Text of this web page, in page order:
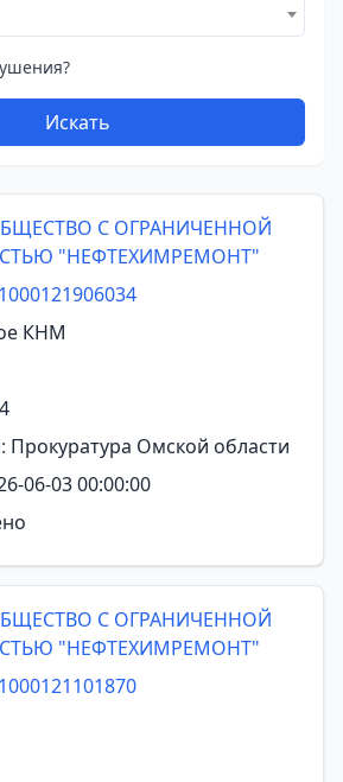
Искать
С ОГРАНИЧЕННОЙ
"НЕФТЕХИМРЕМОНТ"
КНМ
Прокуратура Омской области
06-03 00:00:00
С ОГРАНИЧЕННОЙ
"НЕФТЕХИМРЕМОНТ"